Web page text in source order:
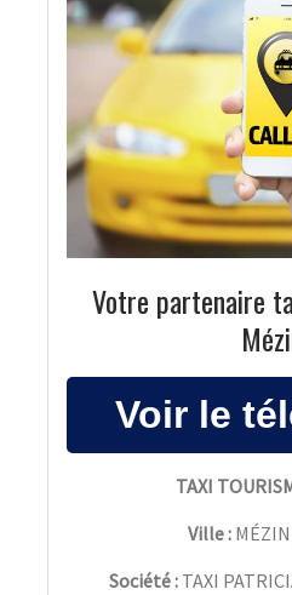
Votre partenaire
TAXI
Ville : MÉZIN
Société : TAXI